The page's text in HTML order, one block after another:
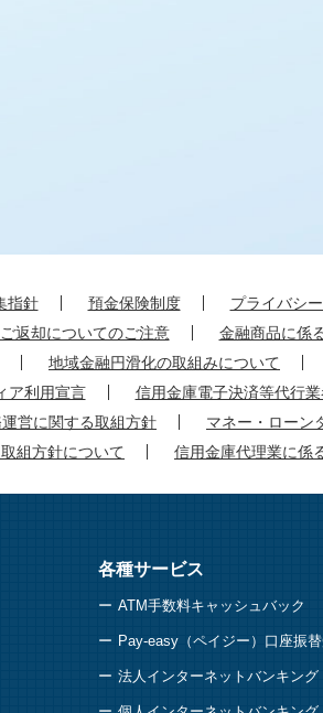
指針 預金保険制度 プライバシ
返却についてのご注意
金融商品に係
地域金融円滑化の取組みについて
ア利用宣言
信用金庫電子決済等代行
営に関する取組方針
マネー・ローン
組方針について
信用金庫代理業に係
各種サービス
ATM手数料キャッシュバック
Pay-easy（ペイジー）口座振
法人インターネットバンキング